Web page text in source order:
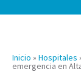
Inicio » Hospitales
emergencia en